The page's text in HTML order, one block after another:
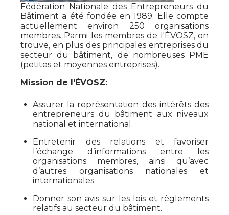
Fédération Nationale des Entrepreneurs du
Bâtiment a été fondée en 1989. Elle compte
actuellement environ 250 organisations
membres. Parmi les membres de l'ÉVOSZ, on
trouve, en plus des principales entreprises du
secteur du bâtiment, de nombreuses PME
(petites et moyennes entreprises).
Mission de l'ÉVOSZ:
Assurer la représentation des intérêts des
entrepreneurs du bâtiment aux niveaux
national et international.
Entretenir des relations et favoriser
l’échange d’informations entre les
organisations membres, ainsi qu’avec
d’autres organisations nationales et
internationales.
Donner son avis sur les lois et règlements
relatifs au secteur du bâtiment.